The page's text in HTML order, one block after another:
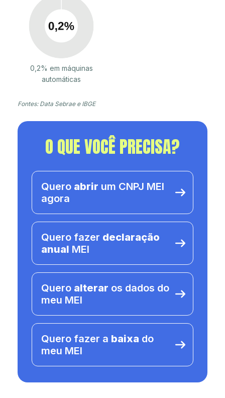
0,2% em máquinas
automáticas
Fontes: Data Sebrae e IBGE
O QUE VOCÊ PRECISA?
Quero abrir um CNPJ MEI
agora
Quero fazer declaração
anual MEI
Quero alterar os dados do
meu MEI
Quero fazer a baixa do
meu MEI